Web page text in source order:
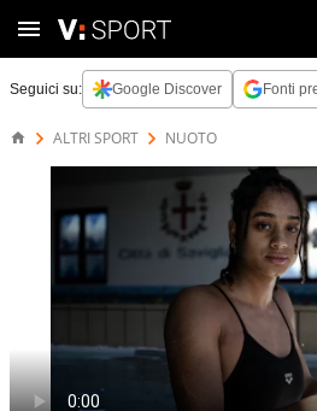
Seguici su: Google Discover Fonti
ALTRI SPORT NUOTO